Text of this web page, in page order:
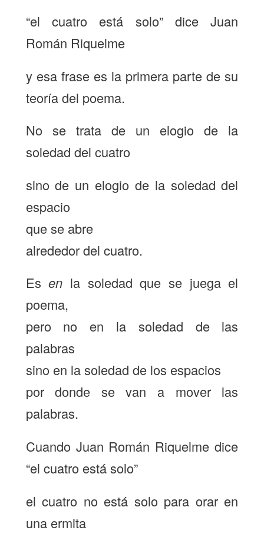
“el cuatro está solo” dice Juan
Román Riquelme
y esa frase es la primera parte de su
teoría del poema.
No se trata de un elogio de la
soledad del cuatro
sino de un elogio de la soledad del
espacio
que se abre
alrededor del cuatro.
Esen la soledad que se juega el
poema,
pero no en la soledad de las
palabras
sino en la soledad de los espacios
por donde se van a mover las
palabras.
Cuando Juan Román Riquelme dice
“el cuatro está solo”
el cuatro no está solo para orar en
una ermita